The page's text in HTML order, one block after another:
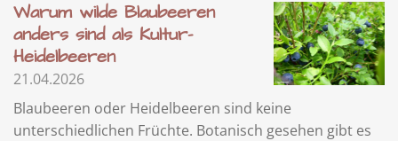
Warum wilde Blaubeeren
anders sind als Kultur-
Heidelbeeren
21.04.2026
Blaubeeren oder Heidelbeeren sind keine
unterschiedlichen Früchte. Botanisch gesehen gibt es